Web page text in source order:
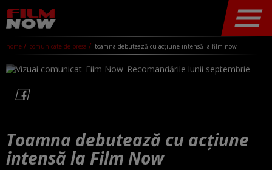
home comunicate de presa toamna debutează cu acțiune intensă la film now
Toamna debutează cu acțiune
intensă la Film Now